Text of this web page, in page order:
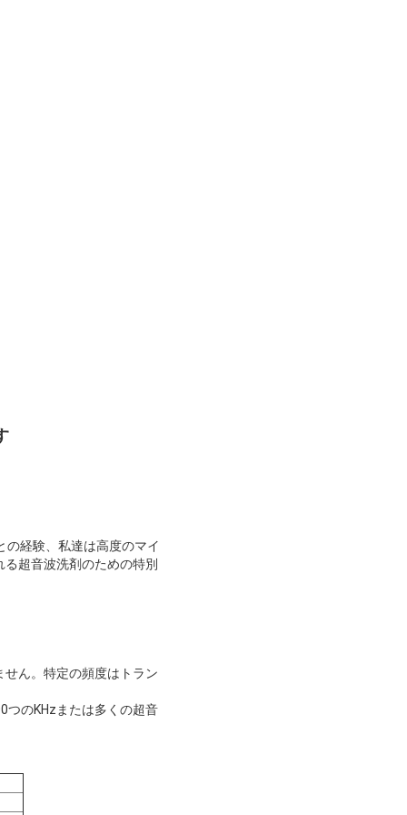
経験、私達は高度のマイ
超音波洗剤のための特別
ん。特定の頻度はトラン
つのKHzまたは多くの超音